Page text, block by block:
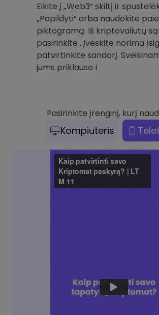
Eikite į „Web3“ skiltį ir
„Papildyti“ arba naudokite
piktogramą. Iš kriptovaliutų
pasirinkite . Įveskite norimą
patvirtinkite sandorį.
jums priklauso !
Pasirinkite įrenginį, kurį
Kompiuteris